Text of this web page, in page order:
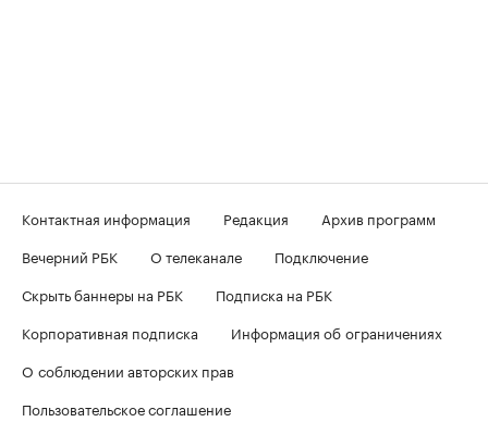
Контактная информация Редакция
Архив программ
Вечерний РБК
О телеканале
Подключение
Скрыть баннеры на РБК
Подписка на РБК
Корпоративная подписка
Информация об ограничениях
О соблюдении авторских прав
Пользовательское соглашение